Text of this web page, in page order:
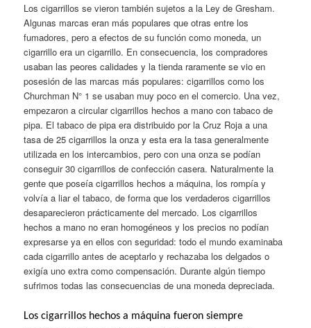
Los cigarrillos se vieron también sujetos a la Ley de Gresham.
Algunas marcas eran más populares que otras entre los
fumadores, pero a efectos de su función como moneda, un
cigarrillo era un cigarrillo. En consecuencia, los compradores
usaban las peores calidades y la tienda raramente se vio en
posesión de las marcas más populares: cigarrillos como los
Churchman N° 1 se usaban muy poco en el comercio. Una vez,
empezaron a circular cigarrillos hechos a mano con tabaco de
pipa. El tabaco de pipa era distribuido por la Cruz Roja a una
tasa de 25 cigarrillos la onza y esta era la tasa generalmente
utilizada en los intercambios, pero con una onza se podían
conseguir 30 cigarrillos de confección casera. Naturalmente la
gente que poseía cigarrillos hechos a máquina, los rompía y
volvía a liar el tabaco, de forma que los verdaderos cigarrillos
desaparecieron prácticamente del mercado. Los cigarrillos
hechos a mano no eran homogéneos y los precios no podían
expresarse ya en ellos con seguridad: todo el mundo examinaba
cada cigarrillo antes de aceptarlo y rechazaba los delgados o
exigía uno extra como compensación. Durante algún tiempo
sufrimos todas las consecuencias de una moneda depreciada.
Los cigarrillos hechos a máquina fueron siempre